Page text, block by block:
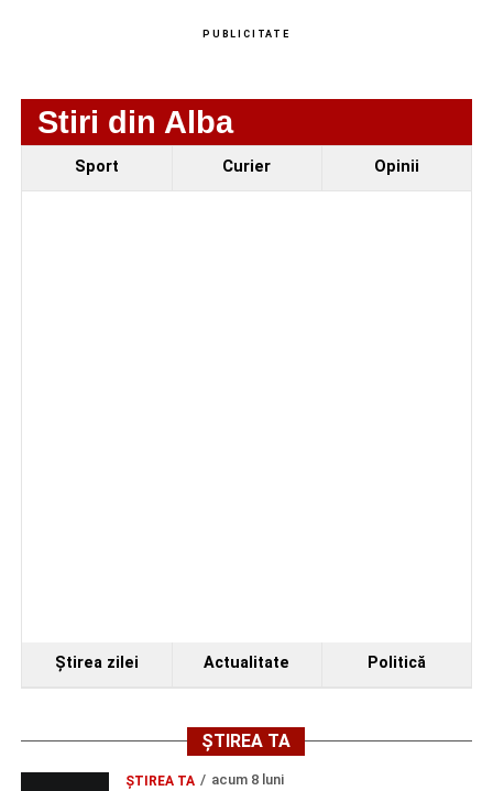
Ultimele știri din Sebeș
PUBLICITATE
Stiri din Alba
Sport Curier Opinii
Ştirea zilei Actualitate Politică
ȘTIREA TA
ŞTIREA TA acum 8 luni